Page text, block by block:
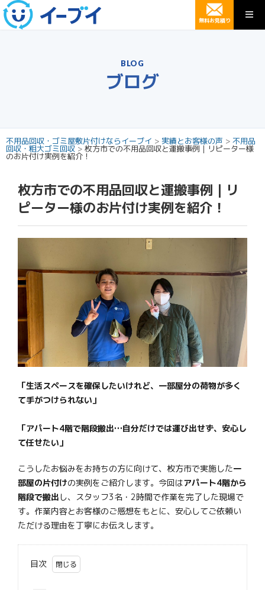
無料お見積り
BLOG
ブログ
不用品回収・ゴミ屋敷片付けならイーブイ > 実績とお客様の声 > 不用品
回収・粗大ゴミ回収 > 枚方市での不用品回収と運搬事例｜リピーター様
のお片付け実例を紹介！
枚方市での不用品回収と運搬事例｜リ
ピーター様のお片付け実例を紹介！
「生活スペースを確保したいけれど、一部屋分の荷物が多く
て手がつけられない」
「アパート4階で階段搬出…自分だけでは運び出せず、安心し
て任せたい」
こうしたお悩みをお持ちの方に向けて、枚方市で実施した一
部屋の片付けの実例をご紹介します。今回はアパート4階から
階段で搬出し、スタッフ3名・2時間で作業を完了した現場で
す。作業内容とお客様のご感想をもとに、安心してご依頼い
ただける理由を丁寧にお伝えします。
目次